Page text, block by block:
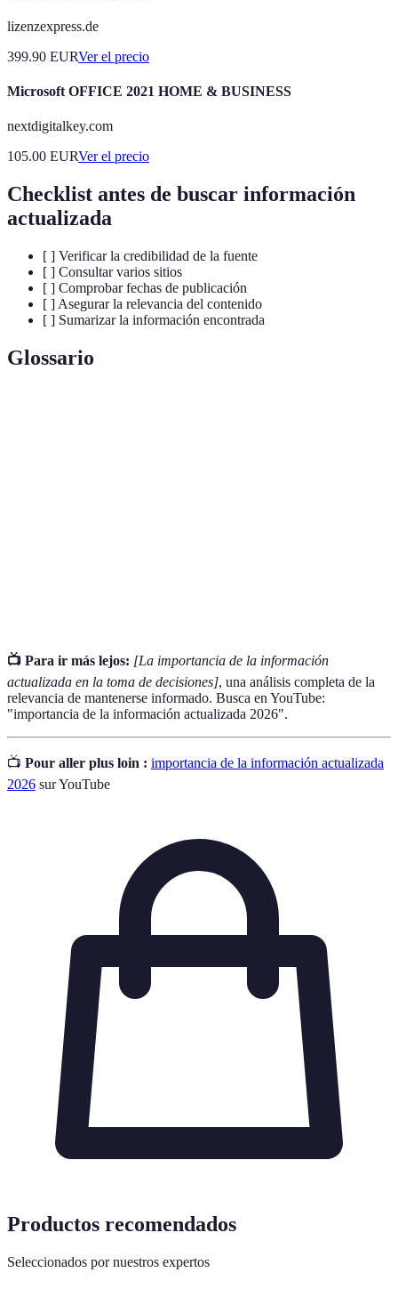
lizenzexpress.de
399.90 EURVer el precio
Microsoft OFFICE 2021 HOME & BUSINESS
nextdigitalkey.com
105.00 EURVer el precio
Checklist antes de buscar información
actualizada
[ ] Verificar la credibilidad de la fuente
[ ] Consultar varios sitios
[ ] Comprobar fechas de publicación
[ ] Asegurar la relevancia del contenido
[ ] Sumarizar la información encontrada
Glossario
📺 Para ir más lejos: [La importancia de la información
actualizada en la toma de decisiones], una análisis completa de la
relevancia de mantenerse informado. Busca en YouTube:
"importancia de la información actualizada 2026".
📺 Pour aller plus loin : importancia de la información actualizada
2026 sur YouTube
Productos recomendados
Seleccionados por nuestros expertos